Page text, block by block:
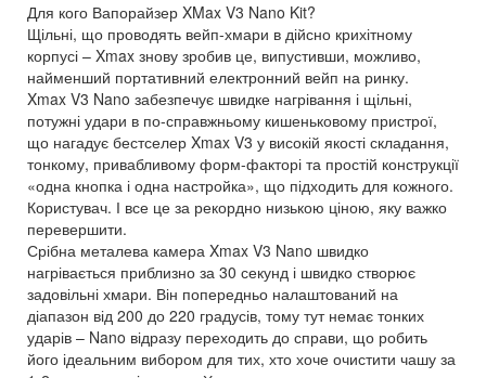
Для кого Вапорайзер XMax V3 Nano Kit?
Щільні, що проводять вейп-хмари в дійсно крихітному
корпусі – Xmax знову зробив це, випустивши, можливо,
найменший портативний електронний вейп на ринку.
Xmax V3 Nano забезпечує швидке нагрівання і щільні,
потужні удари в по-справжньому кишеньковому пристрої,
що нагадує бестселер Xmax V3 у високій якості складання,
тонкому, привабливому форм-факторі та простій конструкції
«одна кнопка і одна настройка», що підходить для кожного.
Користувач. І все це за рекордно низькою ціною, яку важко
перевершити.
Срібна металева камера Xmax V3 Nano швидко
нагрівається приблизно за 30 секунд і швидко створює
задовільні хмари. Він попередньо налаштований на
діапазон від 200 до 220 градусів, тому тут немає тонких
ударів – Nano відразу переходить до справи, що робить
його ідеальним вибором для тих, хто хоче очистити чашу за